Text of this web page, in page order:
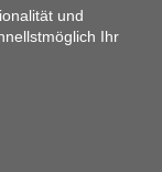
und
Ihr